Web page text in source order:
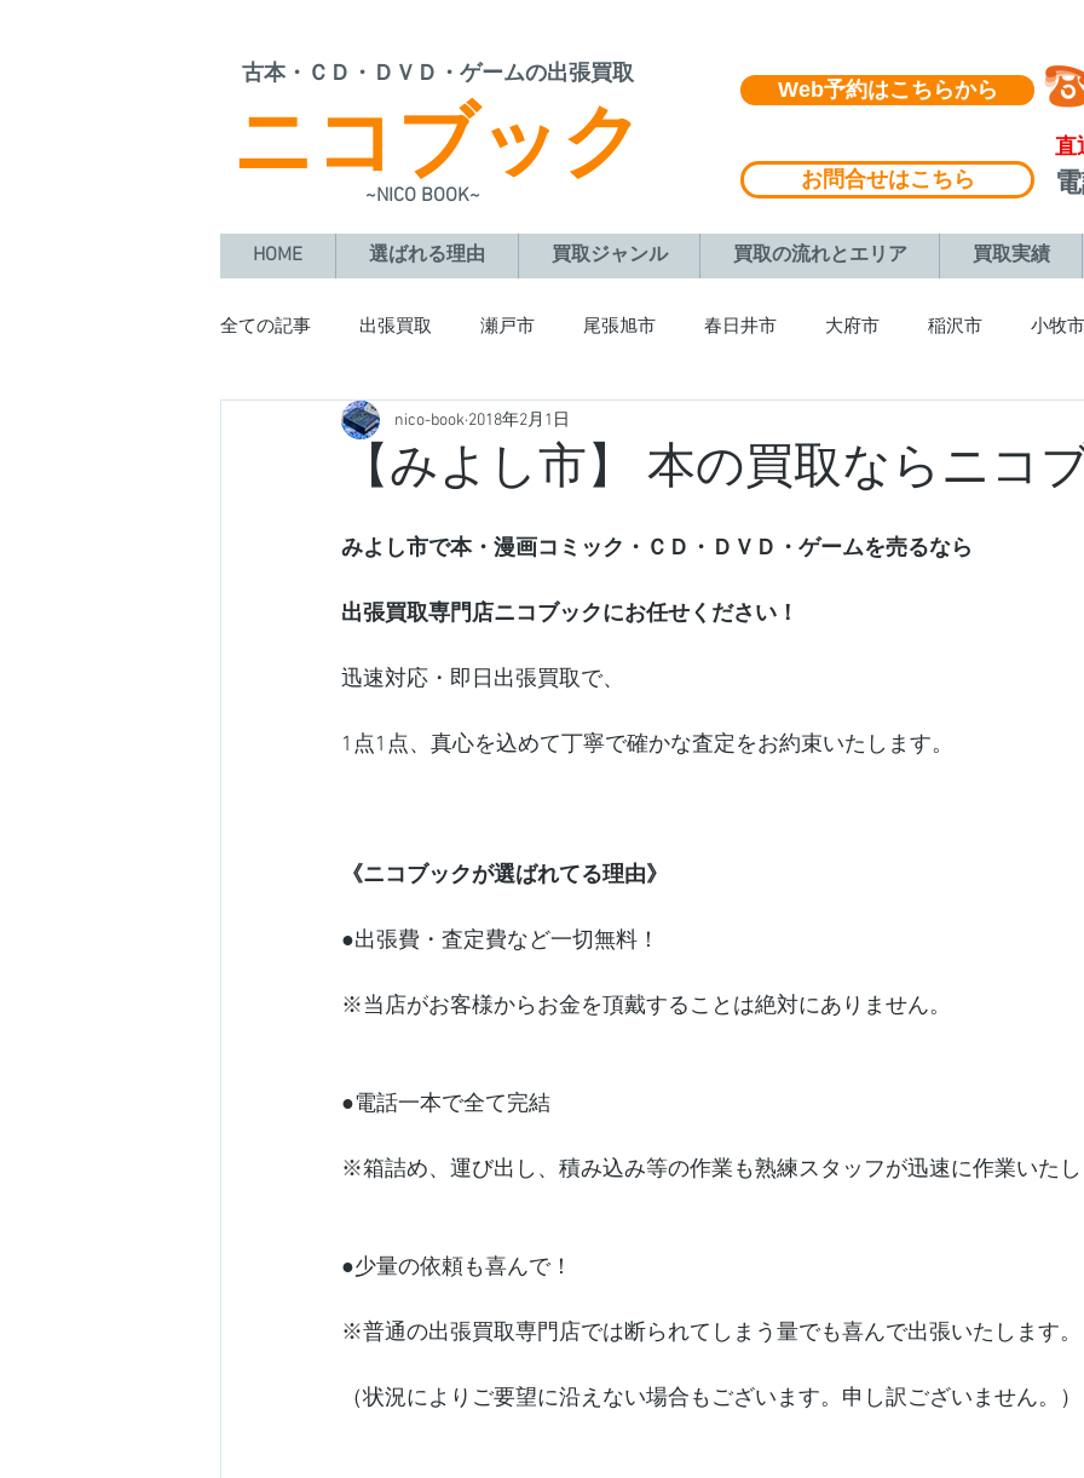
​古本・ＣＤ・ＤＶＤ・ゲームの出張買取
ニコブック
~NICO BOOK~
Web予約はこちらから
お問合せはこちら
直
HOME 選ばれる理由 買取ジャンル 買取の流れとエリア 買取実績
全ての記事 出張買取 瀬戸市 尾張旭市 春日井市 大府市 稲沢市 小牧市
日進市 阿久比町
西尾市 岩倉市
【みよし市】 本の買取ならニコ
nico-book 2018年2月1日
みよし市で本・漫画コミック・ＣＤ・ＤＶＤ・ゲームを売るなら
出張買取専門店ニコブックにお任せください！
迅速対応・即日出張買取で、
1点1点、真心を込めて丁寧で確かな査定をお約束いたします。
《ニコブックが選ばれてる理由》
●出張費・査定費など一切無料！
※当店がお客様からお金を頂戴することは絶対にありません。
●電話一本で全て完結
※箱詰め、運び出し、積み込み等の作業も熟練スタッフが迅速に作業いた
●少量の依頼も喜んで！
※普通の出張買取専門店では断られてしまう量でも喜んで出張いたします。
（状況によりご要望に沿えない場合もございます。申し訳ございません。）